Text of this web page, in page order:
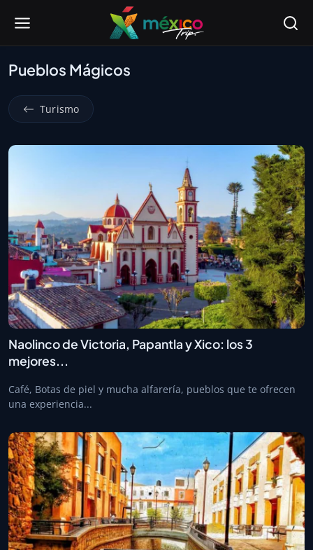
Pueblos Mágicos
Turismo
Naolinco de Victoria, Papantla y Xico: los 3
mejores...
Café, Botas de piel y mucha alfarería, pueblos que te ofrecen
una experiencia...